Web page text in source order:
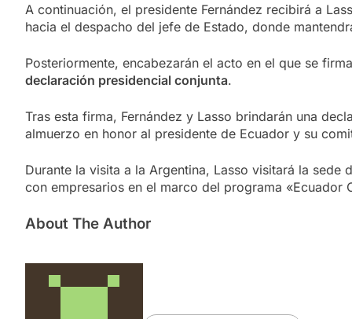
A continuación, el presidente Fernández recibirá a
hacia el despacho del jefe de Estado, donde
Posteriormente, encabezarán el acto en el que se
declaración presidencial conjunta.
Tras esta firma, Fernández y Lasso brindarán una
almuerzo en honor al presidente de Ecuador y su
Durante la visita a la Argentina, Lasso visitará la
con empresarios en el marco del programa «Ecuador
About The Author